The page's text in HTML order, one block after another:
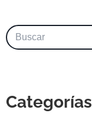
Categorías